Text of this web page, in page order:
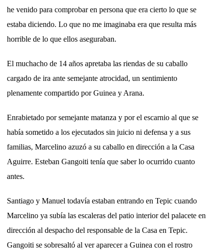
he venido para comprobar en persona que era cierto lo que se
estaba diciendo. Lo que no me imaginaba era que resulta más
horrible de lo que ellos aseguraban.
El muchacho de 14 años apretaba las riendas de su caballo
cargado de ira ante semejante atrocidad, un sentimiento
plenamente compartido por Guinea y Arana.
Enrabietado por semejante matanza y por el escarnio al que se
había sometido a los ejecutados sin juicio ni defensa y a sus
familias, Marcelino azuzó a su caballo en dirección a la Casa
Aguirre. Esteban Gangoiti tenía que saber lo ocurrido cuanto
antes.
Santiago y Manuel todavía estaban entrando en Tepic cuando
Marcelino ya subía las escaleras del patio interior del palacete en
dirección al despacho del responsable de la Casa en Tepic.
Gangoiti se sobresaltó al ver aparecer a Guinea con el rostro